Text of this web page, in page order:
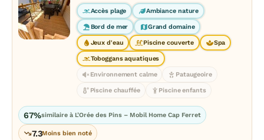
Accès plage Ambiance nature
Bord de mer Grand domaine
Jeux d'eau Piscine couverte Spa
Toboggans aquatiques
Environnement calme Pataugeoire
Piscine chauffée Piscine enfants
67%similaire à L’Orée des Pins – Mobil Home Cap Ferret
7.3Moins bien noté